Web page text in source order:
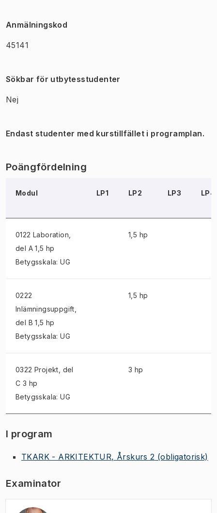
Anmälningskod
45141
Sökbar för utbytesstudenter
Nej
Endast studenter med kurstillfället i programplan.
Poängfördelning
Modul LP1 LP2 LP3 LP4
0122 Laboration
del A 1,5 hp
Betygsskala: UG
1,5 hp
0222
Inlämningsuppgift
del B 1,5 hp
Betygsskala: UG
1,5 hp
0322 Projekt , del
C 3 hp
Betygsskala: UG
3 hp
I program
TKARK - ARKITEKTUR, Årskurs 2 (obligatorisk)
Examinator